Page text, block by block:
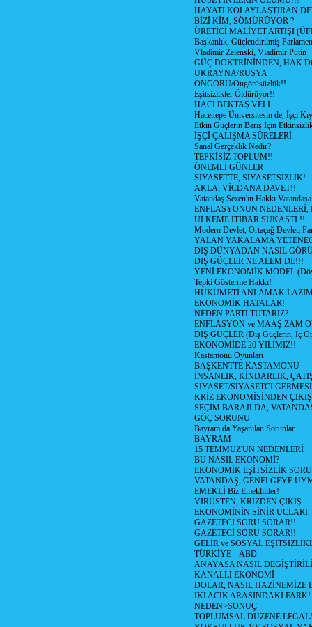
HAYATI KOLAYLAŞTIRAN
BİZİ KİM, SÖMÜRÜYOR ?
ÜRETİCİ MALİYET ARTIŞI
Başkanlık, Güçlendirilmiş
Vladimir Zelenski, Vladimir Putin
GÜÇ DOKTRİNİNDEN, HAK
UKRAYNA/RUSYA
ÖNGÖRÜ/Öngörüsüzlük!!
Eşitsizlikler Öldürüyor!!
HACI BEKTAŞ VELİ
Hacettepe Üniversitesin de, İşçi
Etkin Güçlerin Barış İçin
İŞÇİ ÇALIŞMA SÜRELERİ
Sanal Gerçeklik Nedir?
TEPKİSİZ TOPLUM!!
ÖNEMLİ GÜNLER
SİYASETTE, SİYASETSİZLİK!
AKLA, VİCDANA DAVET!!
Vatandaş Sezen'in Hakkı
ENFLASYONUN NEDENLERİ,
ÜLKEME İTİBAR SUKASTİ !!
Modern Devlet, Ortaçağ Devleti
YALAN YAKALAMA
DIŞ DÜNYADAN NASIL
DIŞ GÜÇLER NE ALEM DE!!!
YENİ EKONOMİK MODEL
Tepki Gösterme Hakkı!
HÜKÜMETİ ANLAMAK
EKONOMİK HATALAR!
NEDEN PARTİ TUTARIZ?
ENFLASYON ve MAAŞ ZAM
DIŞ GÜÇLER (Dış Güçlerin, İç
EKONOMİDE 20 YILIMIZ!!
Kastamonu Oyunları
BAŞKENTTE KASTAMONU
İNSANLIK, KİNDARLIK,
SİYASET/SİYASETCİ
KRİZ EKONOMİSİNDEN ÇIKIŞ
SEÇİM BARAJI DA,
GÖÇ SORUNU
Bayram da Yaşanılan Sorunlar
BAYRAM
15 TEMMUZ'UN NEDENLERİ
BU NASIL EKONOMİ?
EKONOMİK EŞİTSİZLİK
VATANDAŞ, GENELGEYE
EMEKLİ Biz Emeklililer!
VİRÜSTEN, KRİZDEN ÇIKIŞ
EKONOMİNİN SİNİR UCLARI
GAZETECİ SORU SORAR!!
GAZETECİ SORU SORAR!!
GELİR ve SOSYAL
TÜRKİYE – ABD
ANAYASA NASIL
KANALLI EKONOMİ
DOLAR, NASIL HAZİNEMİZE
İKİ ACIK ARASINDAKİ FARK!
NEDEN>SONUÇ
TOPLUMSAL DÜZENE